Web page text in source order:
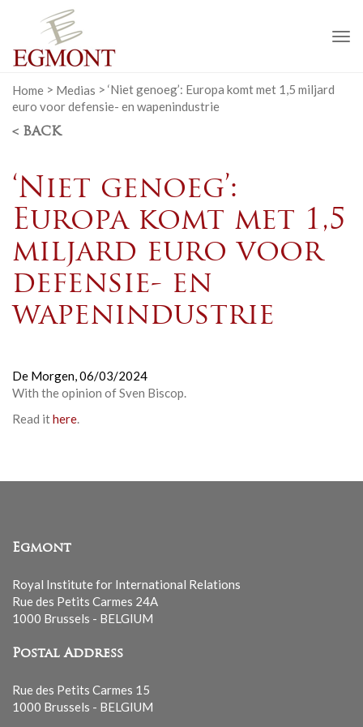
Home > Medias > ‘Niet genoeg’: Europa komt met 1,5 miljard
euro voor defensie- en wapenindustrie
< BACK
‘Niet genoeg’:
Europa komt met 1,5
miljard euro voor
defensie- en
wapenindustrie
De Morgen,06/03/2024
With the opinion ofSven Biscop.
Read ithere.
Egmont
Royal Institute for International Relations
Rue des Petits Carmes 24A
1000 Brussels - BELGIUM
Postal Address
Rue des Petits Carmes 15
1000 Brussels - BELGIUM